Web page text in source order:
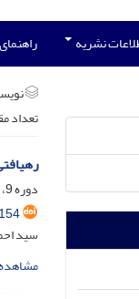
نشریه
تعداد
دوره 9، شماره 1، اردیبهشت 1402، صفحه
سید